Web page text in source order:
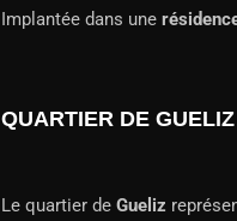
Implantée dans une
QUARTIER DE GUELIZ
Le quartier de Gueliz